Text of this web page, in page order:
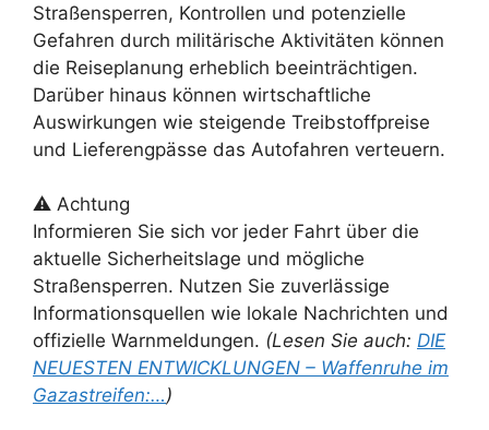
Straßensperren, Kontrollen und potenzielle
Gefahren durch militärische Aktivitäten können
die Reiseplanung erheblich beeinträchtigen.
Darüber hinaus können wirtschaftliche
Auswirkungen wie steigende Treibstoffpreise
und Lieferengpässe das Autofahren verteuern.
⚠️ Achtung
Informieren Sie sich vor jeder Fahrt über die
aktuelle Sicherheitslage und mögliche
Straßensperren. Nutzen Sie zuverlässige
Informationsquellen wie lokale Nachrichten und
offizielle Warnmeldungen. (Lesen Sie auch: DIE
NEUESTEN ENTWICKLUNGEN – Waffenruhe im
Gazastreifen:…)